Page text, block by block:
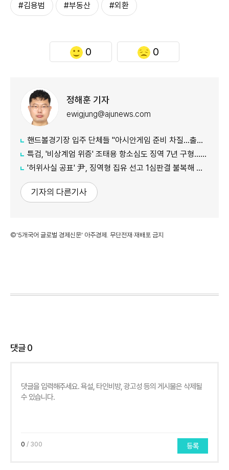
#김용범 #부동산 #외환
0 0
정해훈 기자
ewigjung@ajunews.com
핸드볼경기장 입주 단체들 "아시안게임 준비 차질…출입 협조 간곡히 요청"
특검, '비상계엄 위증' 조태용 항소심도 징역 7년 구형…내달 19일 선고
'허위사실 공표' 尹, 징역형 집유 선고 1심판결 불복해 항소
기자의 다른기사
©'5개국어 글로벌 경제신문' 아주경제. 무단전재·재배포 금지
댓글0
0 / 300 등록